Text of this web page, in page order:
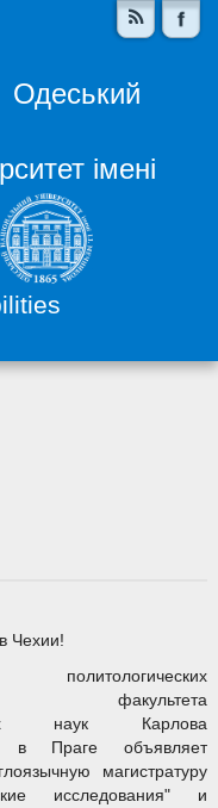
Одеський
імені
Чехии!
факультета
наук Карлова
в Праге объявляет
магистратуру
исследования" и